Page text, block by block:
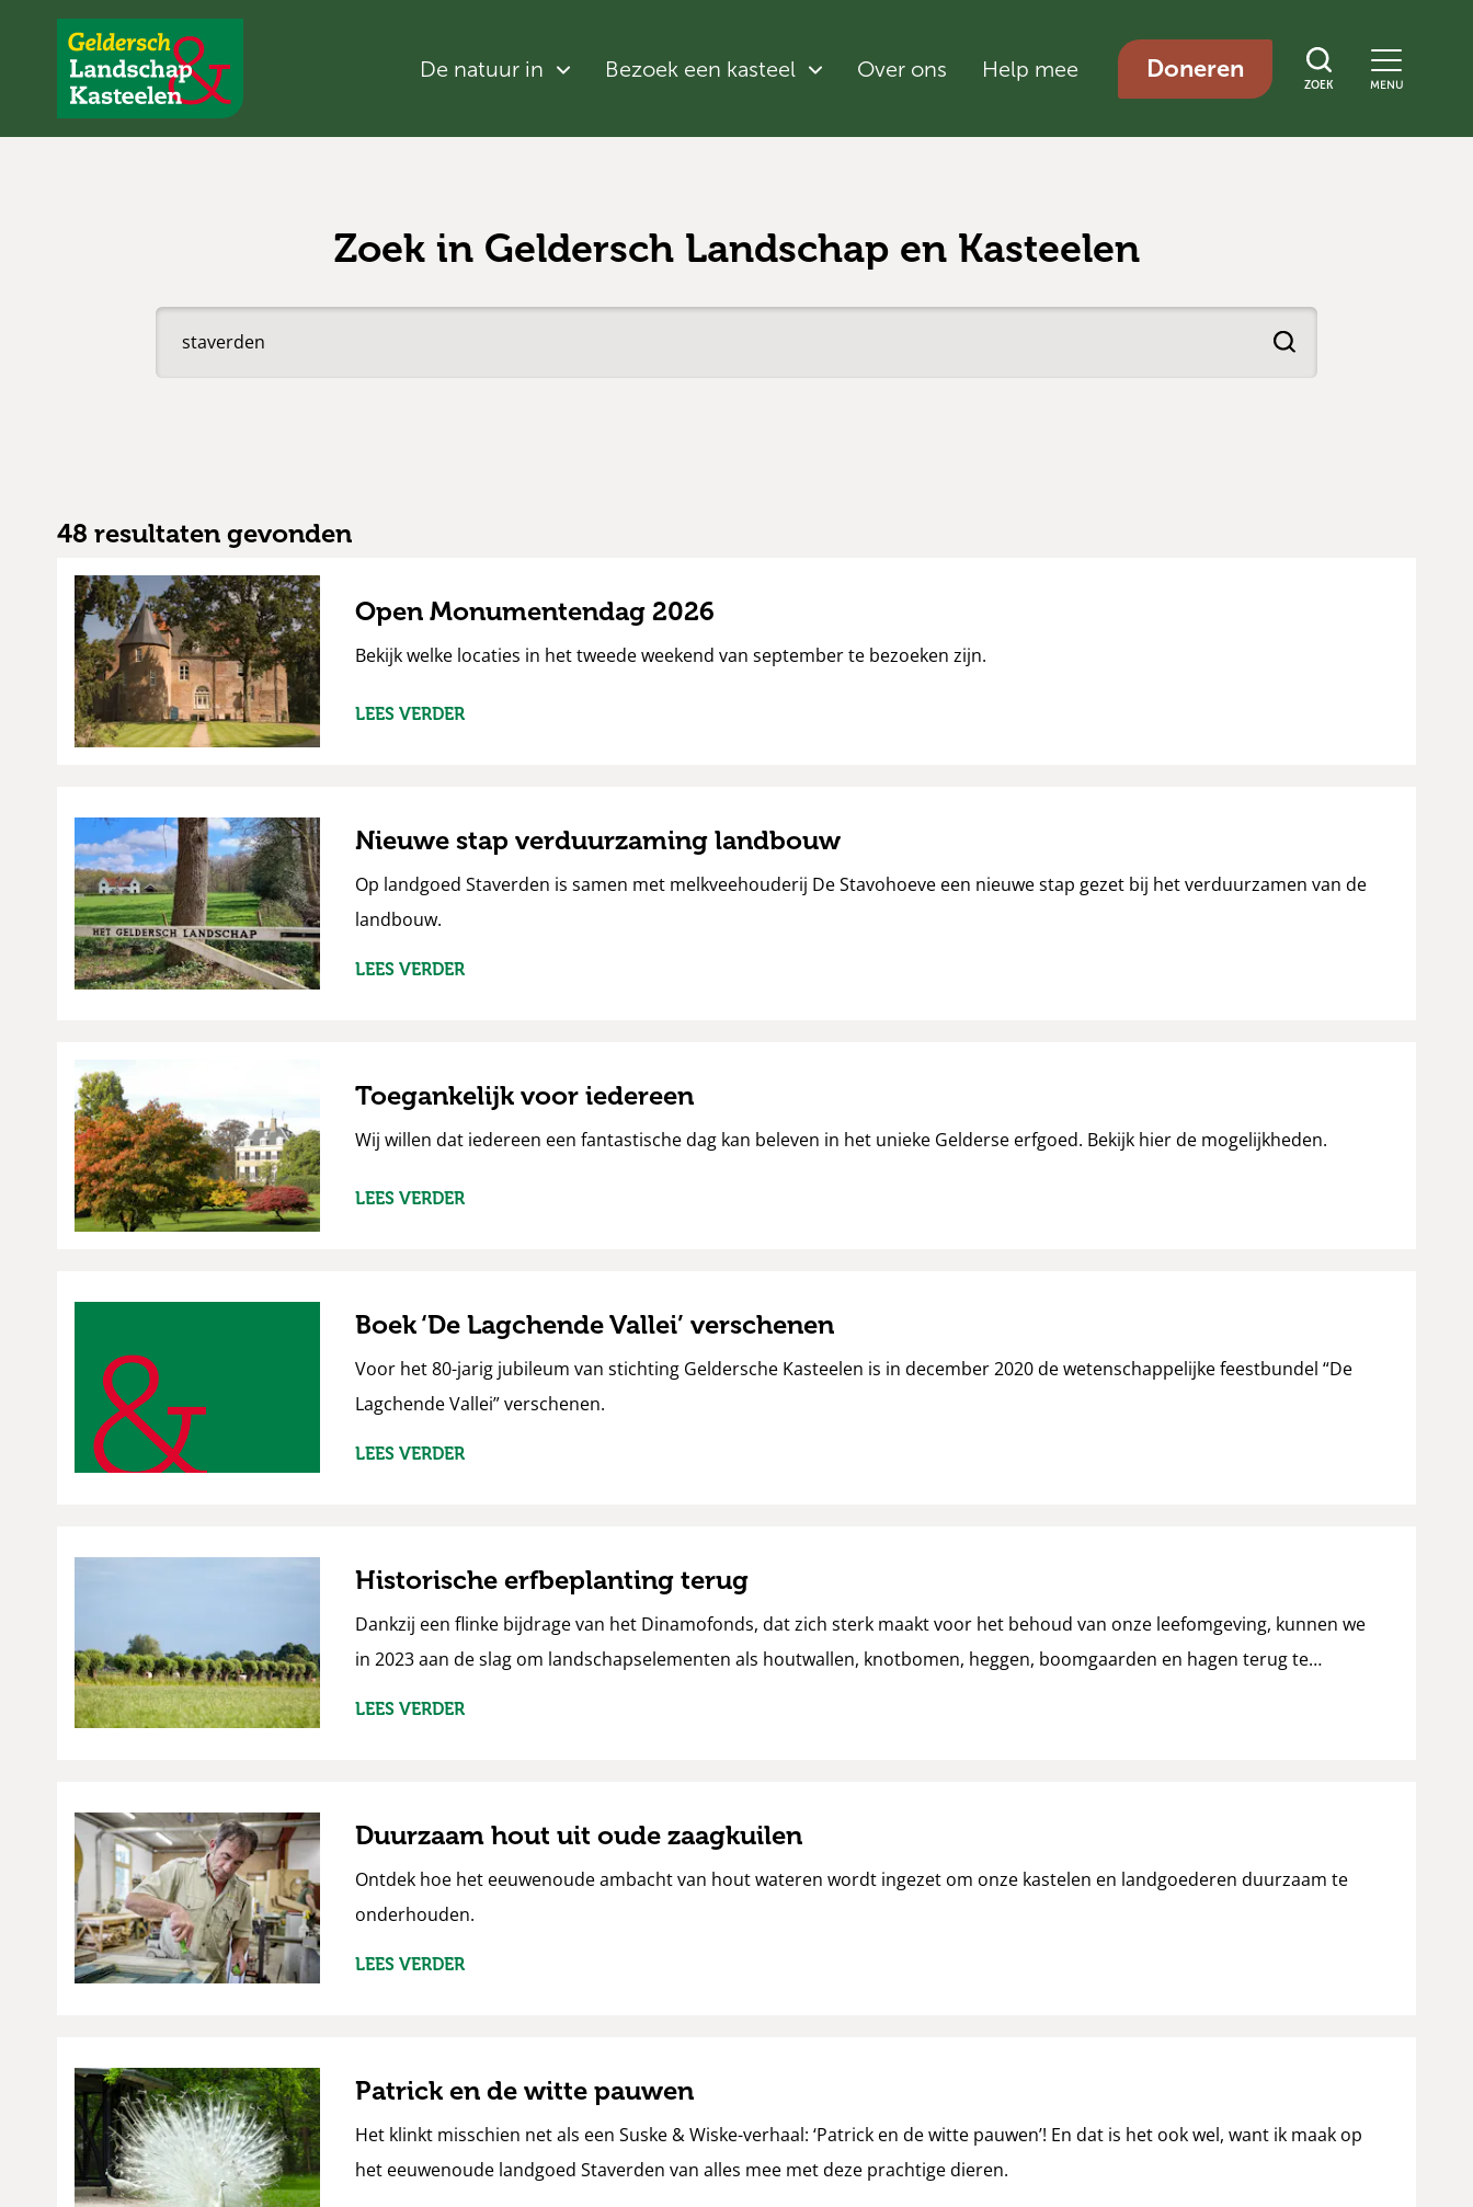
Geldersch
Landschap
en
De natuur in Bezoek een kasteel Over ons Help mee Doneren
ZOEK MENU
Zoek in Geldersch Landschap en Kasteelen
Zoek
in
Kasteelen
48 resultaten gevonden
Open Monumentendag 2026
Bekijk welke locaties in het tweede weekend van september te bezoeken zijn.
LEES VERDER
Nieuwe stap verduurzaming landbouw
Op landgoed Staverden is samen met melkveehouderij De Stavohoeve een nieuwe stap gezet bij het verduurzamen van de
landbouw.
LEES VERDER
Toegankelijk voor iedereen
Wij willen dat iedereen een fantastische dag kan beleven in het unieke Gelderse erfgoed. Bekijk hier de mogelijkheden.
LEES VERDER
Boek ‘De Lagchende Vallei’ verschenen
Voor het 80-jarig jubileum van stichting Geldersche Kasteelen is in december 2020 de wetenschappelijke feestbundel “De
Lagchende Vallei” verschenen.
LEES VERDER
Historische erfbeplanting terug
Dankzij een flinke bijdrage van het Dinamofonds, dat zich sterk maakt voor het behoud van onze leefomgeving, kunnen we
in 2023 aan de slag om landschapselementen als houtwallen, knotbomen, heggen, boomgaarden en hagen terug te…
LEES VERDER
Duurzaam hout uit oude zaagkuilen
Ontdek hoe het eeuwenoude ambacht van hout wateren wordt ingezet om onze kastelen en landgoederen duurzaam te
onderhouden.
LEES VERDER
Patrick en de witte pauwen
Het klinkt misschien net als een Suske & Wiske-verhaal: ‘Patrick en de witte pauwen’! En dat is het ook wel, want ik maak op
het eeuwenoude landgoed Staverden van alles mee met deze prachtige dieren.